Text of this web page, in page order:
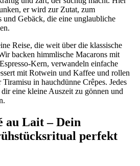
er wird zur Zutat, zum
und Gebäck, die eine unglaubliche
Reise, die weit über die klassische
backen himmlische Macarons mit
Kern, verwandeln einfache
mit Rotwein und Kaffee und rollen
in hauchdünne Crêpes. Jedes
eine kleine Auszeit zu gönnen und
au Lait – Dein
perfekt